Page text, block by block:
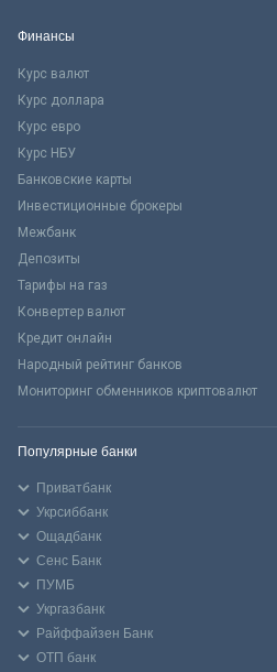
Финансы
Курс валют
Курс доллара
Курс евро
Курс НБУ
Банковские карты
Инвестиционные брокеры
Межбанк
Депозиты
Тарифы на газ
Конвертер валют
Кредит онлайн
Народный рейтинг банков
Мониторинг обменников криптовалют
Популярные банки
Приватбанк
Укрсиббанк
Ощадбанк
Сенс Банк
ПУМБ
Укргазбанк
Райффайзен Банк
ОТП банк